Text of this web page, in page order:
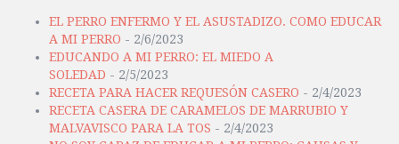
EL PERRO ENFERMO Y EL ASUSTADIZO. COMO EDUCAR
A MI PERRO - 2/6/2023
EDUCANDO A MI PERRO: EL MIEDO A
SOLEDAD - 2/5/2023
RECETA PARA HACER REQUESÓN CASERO - 2/4/2023
RECETA CASERA DE CARAMELOS DE MARRUBIO Y
MALVAVISCO PARA LA TOS - 2/4/2023